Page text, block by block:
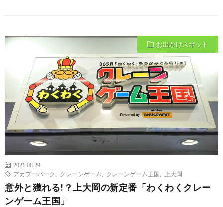
お出かけスポット
2021.08.29
アカフーパーク
クレーンゲーム クレーンゲーム王国 上大岡
意外と獲れる!？上大岡の新定番「わくわくクレー
ンゲーム王国」